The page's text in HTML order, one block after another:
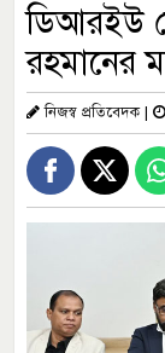
ডিআরইউ
রহমানের
নিজস্ব প্রতিবেদক|